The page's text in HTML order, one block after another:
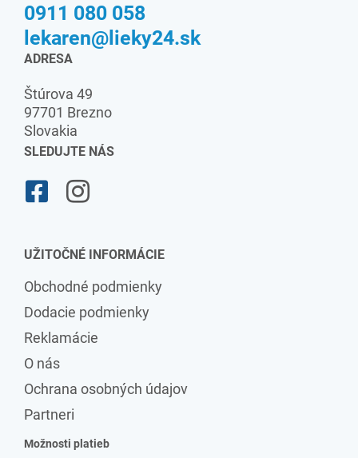
0911 080 058
lekaren@lieky24.sk
ADRESA
Štúrova 49
97701 Brezno
Slovakia
SLEDUJTE NÁS
UŽITOČNÉ INFORMÁCIE
Obchodné podmienky
Dodacie podmienky
Reklamácie
O nás
Ochrana osobných údajov
Partneri
Možnosti platieb